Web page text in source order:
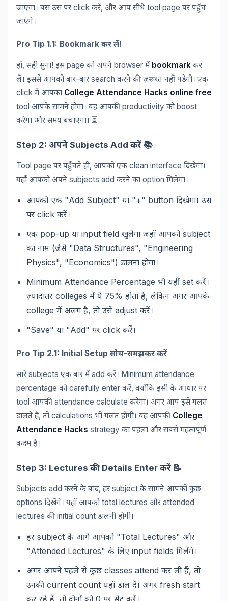
जाएगा। बस उस पर click करें, और आप सीधे tool page पर पहुँच
जाएंगे।
Pro Tip 1.1: Bookmark कर लें!
हाँ, सही सुना! इसpage को अपने browser में bookmark कर
लें। इससे आपको बार-बार search करने की ज़रूरत नहीं पड़ेगी। एक
click में आपका College Attendance Hacks online free
tool आपके सामने होगा। यह आपकी productivity को boost
करेगा और समय बचाएगा। ⏳
Step 2: अपने Subjects Add करें 📚
Tool page पर पहुँचते ही, आपको एक clean interface दिखेगा।
यहाँ आपको अपने subjects add करने का option मिलेगा।
आपको एक "Add Subject" या "+" button दिखेगा। उस
पर click करें।
एक pop-up या input field खुलेगा जहाँ आपको subject
का नाम (जैसे "Data Structures", "Engineering
Physics", "Economics") डालना होगा।
Minimum Attendance Percentage भी यहींset करें।
ज़्यादातर colleges में ये 75% होता है, लेकिन अगर आपके
college में अलग है, तो उसे adjust करें।
"Save" या "Add" पर click करें।
Pro Tip 2.1: Initial Setup सोच-समझकर करें
सारे subjects एक बार में add करें। Minimum attendance
percentage को carefully enter करें, क्योंकि इसी के आधार पर
tool आपकी attendance calculate करेगा। अगर आप इसे गलत
डालते हैं, तो calculations भी गलत होंगी। यह आपकी College
Attendance Hacks strategy का पहला और सबसे महत्वपूर्ण
कदम है।
Step 3: Lectures कीDetails Enter करें 📝
Subjects add करने के बाद, हर subject के सामने आपको कुछ
options दिखेंगे। यहाँ आपको total lectures और attended
lectures की initial count डालनी होगी।
हर subject के आगे आपको "Total Lectures" और
"Attended Lectures" के लिए input fields मिलेंगे।
अगर आपने पहले से कुछ classes attend कर ली हैं, तो
उनकीcurrent count यहाँ डाल दें। अगर fresh start
0